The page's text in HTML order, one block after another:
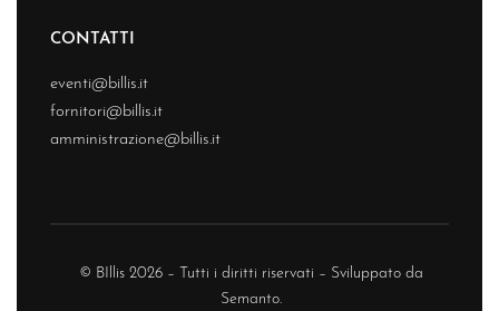
CONTATTI
eventi@billis.it
fornitori@billis.it
amministrazione@billis.it
© BIllis 2026 – Tutti i diritti riservati – Sviluppato da
Semanto.